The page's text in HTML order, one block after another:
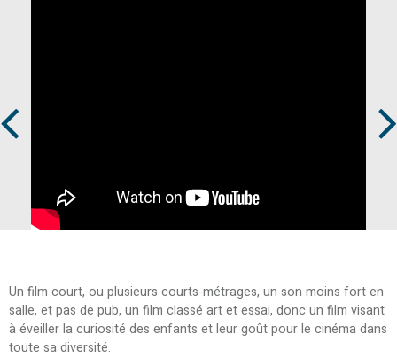
Un film court, ou plusieurs courts-métrages, un son moins fort en
salle, et pas de pub, un film classé art et essai, donc un film visant
à éveiller la curiosité des enfants et leur goût pour le cinéma dans
toute sa diversité.